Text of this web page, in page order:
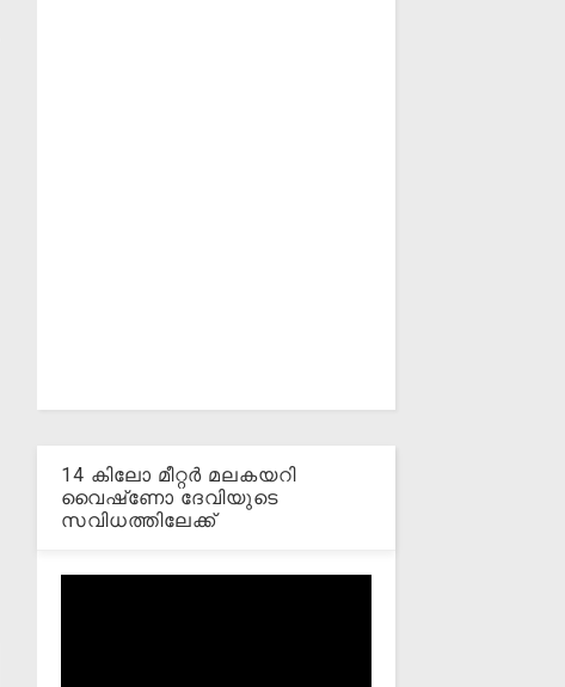
14 കിലോ മീറ്റര്‍ മലകയറി
വൈഷ്‌ണോ ദേവിയുടെ
സവിധത്തിലേക്ക്